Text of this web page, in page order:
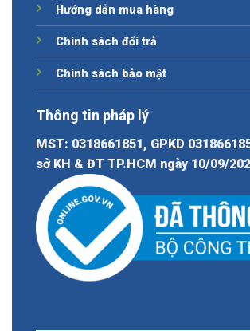
Hướng dẫn mua hàng
Chính sách đổi trả
Chính sách bảo mật
Thông tin pháp lý
MST: 0318661851, GPKD
sở KH & ĐT TP.HCM ngày 10/09/